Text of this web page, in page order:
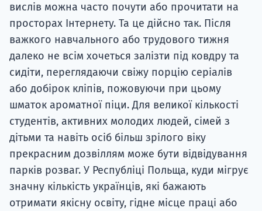
вислів можна часто почути або прочитати на
просторах Інтернету. Та це дійсно так. Після
важкого навчального або трудового тижня
далеко не всім хочеться залізти під ковдру та
сидіти, переглядаючи свіжу порцію серіалів
або добірок кліпів, пожовуючи при цьому
шматок ароматної піци. Для великої кількості
студентів, активних молодих людей, сімей з
дітьми та навіть осіб більш зрілого віку
прекрасним дозвіллям може бути відвідування
парків розваг. У Республіці Польща, куди мігрує
значну кількість українців, які бажають
отримати якісну освіту, гідне місце праці або